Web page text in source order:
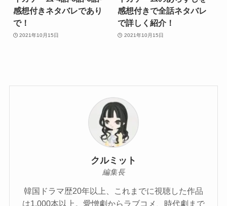
感想付きネタバレであり
で！
2021年10月15日
感想付きで全話ネタバレ
で詳しく紹介！
2021年10月15日
クルミット
編集長
韓国ドラマ歴20年以上、これまでに視聴した作品
は1,000本以上。愛憎劇からラブコメ、時代劇まで